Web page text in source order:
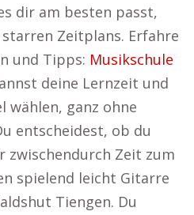
dir am besten passt,
Zeitplans. Erfahre
und Tipps: Musikschule
deine Lernzeit und
wählen, ganz ohne
entscheidest, ob du
zwischendurch Zeit zum
spielend leicht Gitarre
Tiengen. Du